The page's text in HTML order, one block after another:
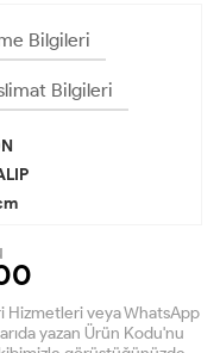
Bilgileri
Bilgileri
Hizmetleri veya WhatsApp
yazan Ürün Kodu'nu